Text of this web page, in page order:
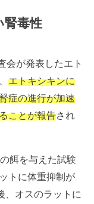
腎毒性
会が発表したエト
エトキシキンに
症の進行が加速
ことが報告され
餌を与えた試験
トに体重抑制が
、オスのラットに